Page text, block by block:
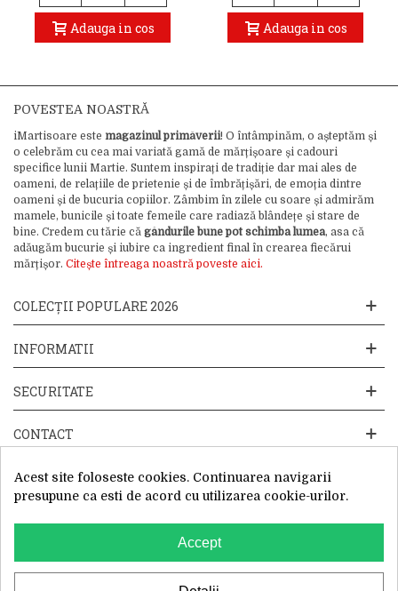
Adauga in cos Adauga in cos
POVESTEA NOASTRĂ
iMartisoare este magazinul primăverii! O întâmpinăm, o așteptăm și
o celebrăm cu cea mai variată gamă de mărțișoare și cadouri
specifice lunii Martie. Suntem inspirați de tradiție dar mai ales de
oameni, de relațiile de prietenie și de îmbrățișări, de emoția dintre
oameni și de bucuria copiilor. Zâmbim în zilele cu soare și admirăm
mamele, bunicile și toate femeile care radiază blândețe și stare de
bine. Credem cu tărie că gândurile bune pot schimba lumea, asa că
adăugăm bucurie și iubire ca ingredient final în crearea fiecărui
mărțișor. Citește întreaga noastră poveste aici.
COLECȚII POPULARE 2026
INFORMATII
SECURITATE
CONTACT
Website operat de: Primavara in dar SRL, Cod Fiscal: 52428019, Reg.
Com: J2025066115002, Sediu Social:Sos. Unirii 201-203C, Caciulati,
Acest site foloseste cookies. Continuarea navigarii
presupune ca esti de acord cu utilizarea cookie-urilor.
Accept